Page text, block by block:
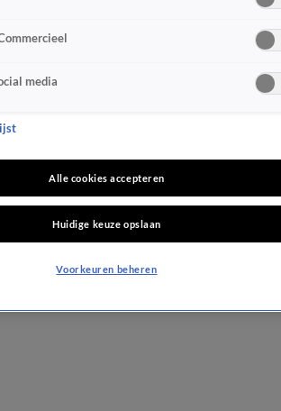
media
Alle cookies accepteren
Huidige keuze opslaan
Voorkeuren beheren